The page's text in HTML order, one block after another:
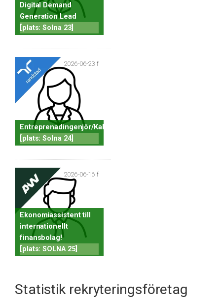
Digital Demand
Generation Lead
[plats: Solna 23]
2026-06-23 f
Entreprenadingenjör/Kalkylator
[plats: Solna 24]
2026-06-16 f
Ekonomiassistent till
internationellt
finansbolag!
[plats: SOLNA 25]
Statistik rekryteringsföretag